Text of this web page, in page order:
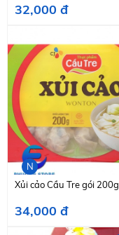
32,000 đ
N
Xủi cảo Cầu Tre gói 200g
34,000 đ